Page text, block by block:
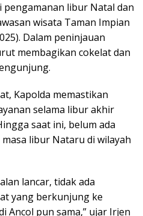
libur Natal dan
wisata Taman Impian
Dalam peninjauan
membagikan cokelat dan
Kapolda memastikan
selama libur akhir
saat ini, belum ada
libur Nataru di wilayah
lancar, tidak ada
yang berkunjung ke
Ancol pun sama,” ujar Irjen